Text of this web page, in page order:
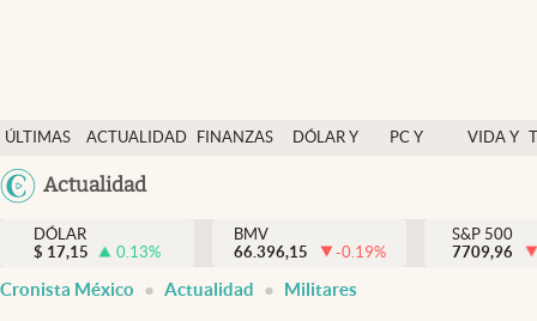
ÚLTIMAS
NOTICIAS
ACTUALIDAD
FINANZAS
DÓLAR Y
PC Y
VIDA Y
México
Actualidad
Actualidad
Finanzas y economía
Dólar y mercados
DÓLAR
$ 17,15 0.13%
BMV
66.396,15
-0.19%
S&P 500
7709,96
Cronista México Actualidad Militares